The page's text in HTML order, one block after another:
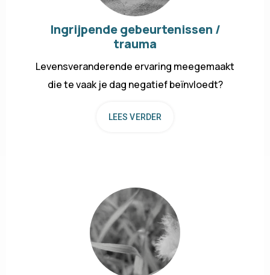
Ingrijpende gebeurtenissen /
trauma
Levensveranderende ervaring meegemaakt
die te vaak je dag negatief beïnvloedt?
LEES VERDER